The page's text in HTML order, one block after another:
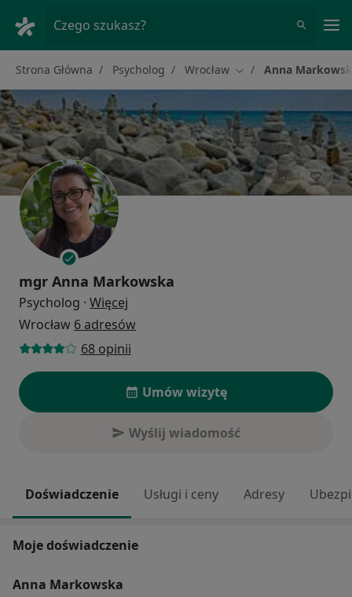
Czego szukasz?
Strona Główna Psycholog Wrocław Zmień miasto
Anna
mgr Anna Markowska
Psycholog · Więcej
Wrocław 6 adresów
68 opinii
Umów wizytę
Wyślij wiadomość
Doświadczenie Usługi i ceny Adresy
Moje doświadczenie
Anna Markowska